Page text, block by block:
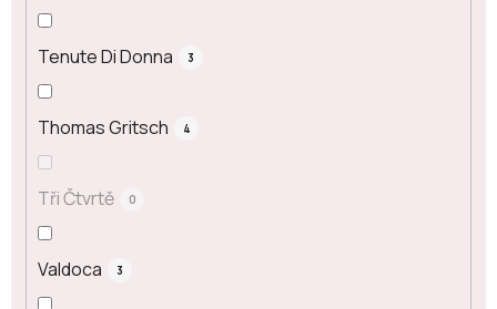
Tenute Di Donna 3
Thomas Gritsch 4
Tři Čtvrtě 0
Valdoca 3